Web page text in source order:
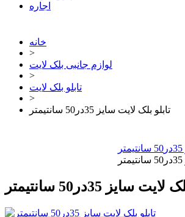
اجاره
خانه
>
لوازم جانبی بلک لایت
>
تابلو بلک لایت
>
تابلو بلک لایت سایز 35در50 سانتیمتر
سایز 35در50 سانتیمتر